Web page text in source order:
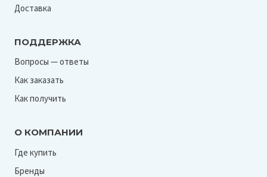
Доставка
ПОДДЕРЖКА
Вопросы — ответы
Как заказать
Как получить
О КОМПАНИИ
Где купить
Бренды